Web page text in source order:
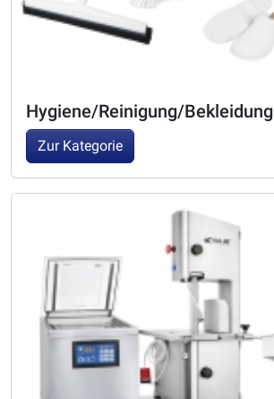
Hygiene/Reinigung/Bekleidung
Zur Kategorie